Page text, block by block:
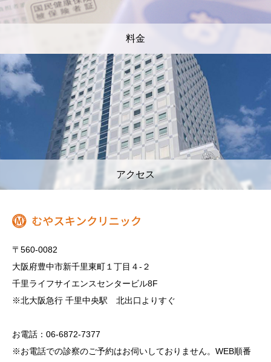
料金
アクセス
〒560-0082
大阪府豊中市新千里東町１丁目４‐２
千里ライフサイエンスセンタービル8F
※北大阪急行 千里中央駅 北出口よりすぐ
お電話：06-6872-7377
※お電話での診察のご予約はお伺いしておりません。WEB順番